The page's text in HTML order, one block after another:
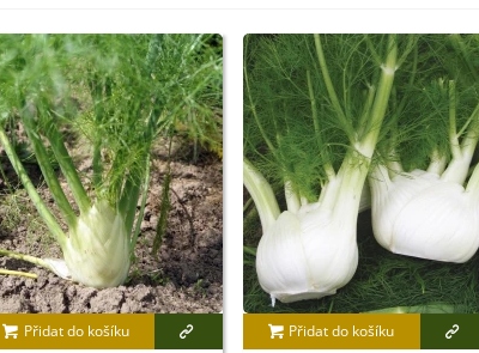
Přidat do košíku Přidat do košíku